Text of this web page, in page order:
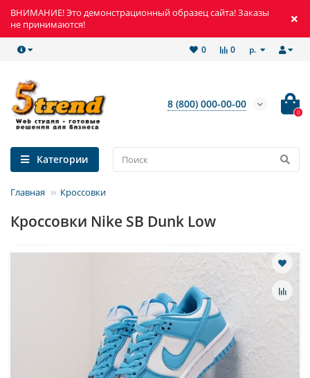
ВНИМАНИЕ! Это демонстрационный образец сайта! Заказы
не принимаются!
р.
0
0
8 (800) 000-00-00
0
Категории
Главная Кроссовки
Кроссовки Nike SB Dunk Low